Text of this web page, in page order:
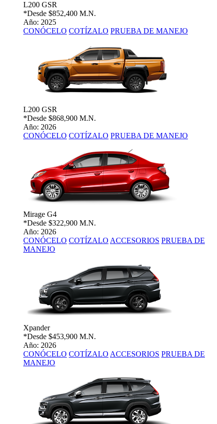
L200 GSR
*Desde $852,400 M.N.
Año: 2025
CONÓCELO COTÍZALO PRUEBA DE MANEJO
L200 GSR
*Desde $868,900 M.N.
Año: 2026
CONÓCELO COTÍZALO PRUEBA DE MANEJO
Mirage G4
*Desde $322,900 M.N.
Año: 2026
CONÓCELO COTÍZALO ACCESORIOS PRUEBA DE
MANEJO
Xpander
*Desde $453,900 M.N.
Año: 2026
CONÓCELO COTÍZALO ACCESORIOS PRUEBA DE
MANEJO